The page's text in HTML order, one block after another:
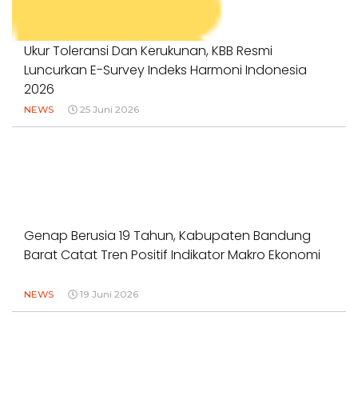
Ukur Toleransi Dan Kerukunan, KBB Resmi
Luncurkan E-Survey Indeks Harmoni Indonesia
2026
NEWS 25 Juni 2026
Genap Berusia 19 Tahun, Kabupaten Bandung
Barat Catat Tren Positif Indikator Makro Ekonomi
NEWS 19 Juni 2026